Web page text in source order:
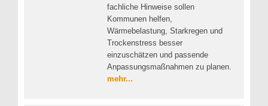
fachliche Hinweise sollen
Kommunen helfen,
Wärmebelastung, Starkregen und
Trockenstress besser
einzuschätzen und passende
Anpassungsmaßnahmen zu planen.
mehr...